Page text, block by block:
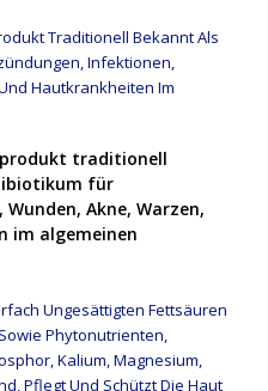
traditionell
für
Akne, Warzen,
im algemeinen